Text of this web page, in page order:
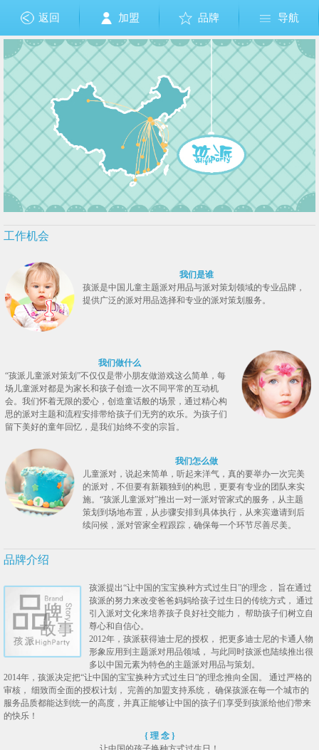
返回 加盟 品牌 导航
工作机会
我们是谁
孩派是中国儿童主题派对用品与派对策划领域的专业品牌，
提供广泛的派对用品选择和专业的派对策划服务。
我们做什么
“孩派儿童派对策划”不仅仅是带小朋友做游戏这么简单，每
场儿童派对都是为家长和孩子创造一次不同平常的互动机
会。我们怀着无限的爱心，创造童话般的场景，通过精心构
思的派对主题和流程安排带给孩子们无穷的欢乐。为孩子们
留下美好的童年回忆，是我们始终不变的宗旨。
我们怎么做
儿童派对，说起来简单，听起来洋气，真的要举办一次完美
的派对，不但要有新颖独到的构思，更要有专业的团队来实
施。“孩派儿童派对”推出一对一派对管家式的服务，从主题
策划到场地布置，从步骤安排到具体执行，从来宾邀请到后
续问候，派对管家全程跟踪，确保每一个环节尽善尽美。
品牌介绍
孩派提出“让中国的宝宝换种方式过生日”的理念， 旨在通过
孩派的努力来改变爸爸妈妈给孩子过生日的传统方式， 通过
引入派对文化来培养孩子良好社交能力， 帮助孩子们树立自
尊心和自信心。
2012年，孩派获得迪士尼的授权， 把更多迪士尼的卡通人物
形象应用到主题派对用品领域， 与此同时孩派也陆续推出很
多以中国元素为特色的主题派对用品与策划。
2014年，孩派决定把“让中国的宝宝换种方式过生日”的理念推向全国。 通过严格的
审核， 细致而全面的授权计划， 完善的加盟支持系统， 确保孩派在每一个城市的
服务品质都能达到统一的高度，并真正能够让中国的孩子们享受到孩派给他们带来
的快乐！
{ 理 念 }